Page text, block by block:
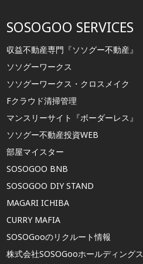
SOSOGOO SERVICES
収益不動産専門『ソソグー不動産』
ソソグーワークス
ソソグーワークス・クロスメイク
Fクラウド清掃管理
マンスリーサイト『ボーダーレス』
ソソグー不動産投資WEB
部屋マイスター
SOSOGOO BNB
SOSOGOO DIY STAND
MAGARI ICHIBA
CURRY MAFIA
SOSOGooのリクルート情報
株式会社SOSOGooホールディングス